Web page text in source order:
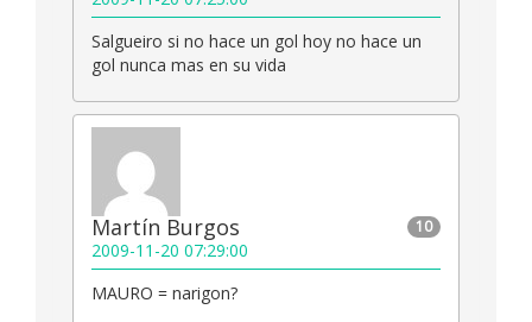
Salgueiro si no hace un gol hoy no hace un
gol nunca mas en su vida
10
Martín Burgos
2009-11-20 07:29:00
MAURO = narigon?